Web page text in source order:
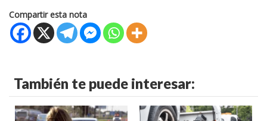
Compartir esta nota
También te puede interesar: